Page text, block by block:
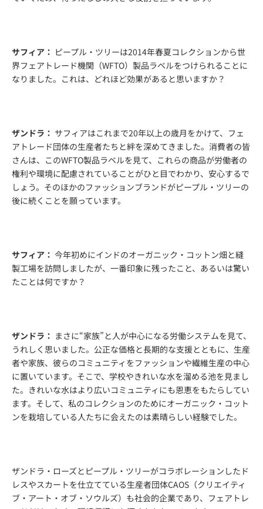
サフィア： ピープル・ツリーは2014年春夏コレクションから世
界フェアトレード機関（WFTO）製品ラベルをつけられることに
なりました。これは、どれほど効果があると思いますか？
ザンドラ： サフィアはこれまで20年以上の歳月をかけて、フェ
アトレード団体の生産者たちと絆を深めてきました。消費者の皆
さんは、このWFTO製品ラベルを見て、これらの商品が労働者の
権利や環境に配慮されていることがひと目でわかり、安心するで
しょう。そのほかのファッションブランドがピープル・ツリーの
後に続くことを願っています。
サフィア： 今年初めにインドのオーガニック・コットン畑と縫
製工場を訪問しましたが、一番印象に残ったこと、あるいは驚い
たことは何ですか？
ザンドラ： まさに“家族”と人が中心になる労働システムを見て、
うれしく思いました。公正な価格と長期的な支援とともに、生産
者や家族、彼らのコミュニティをファッションや繊維生産の中心
に置いています。そこで、学校やきれいな水を溜める池を見まし
た。きれいな水はより広いコミュニティにも恩恵をもたらしてい
ます。そして、私のコレクションのためにオーガニック・コット
ンを栽培している人たちに会えたのは素晴らしい経験でした。
ザンドラ・ローズとピープル・ツリーがコラボレーションしたド
レスやスカートを仕立てている生産者団体CAOS（クリエイティ
ブ・アート・オブ・ソウルズ）も社会的企業であり、フェアトレ